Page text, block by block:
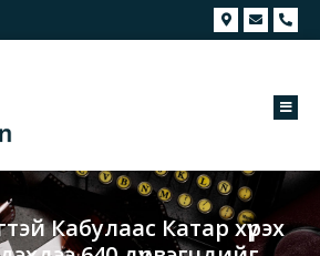
Кабулаас Катар хүрэх